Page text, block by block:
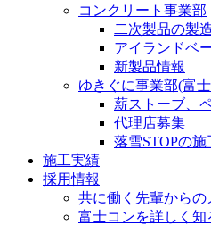
コンクリート事業部
二次製品の製
アイランドベ
新製品情報
ゆきぐに事業部(富
薪ストーブ、
代理店募集
落雪STOPの施
施工実績
採用情報
共に働く先輩からの
富士コンを詳しく知